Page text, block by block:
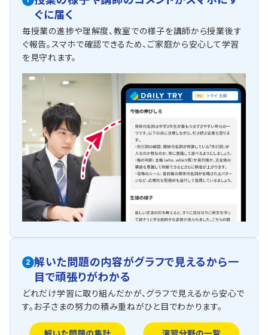
ぐに届く
毎授業の進捗や理解度、教室での様子を講師から授業後す
ぐ報告。スマホで確認できるため、ご家庭から安心して学習
を見守れます。
2 解いた問題の内容がグラフで見えるから一
目で頑張りがわかる
どれだけ学習に取り組んだかが、グラフで見えるから安心で
す。お子さまの努力の積み重ねがひと目でわかります。